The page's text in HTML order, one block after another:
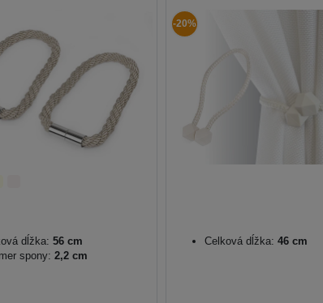
dĺžka: 56 cm
spony: 2,2 cm
-20%
Celková dĺžka: 46 cm